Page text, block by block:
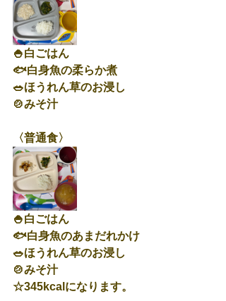
🍚白ごはん
🐟白身魚の柔らか煮
🥗ほうれん草のお浸し
🍲みそ汁
〈普通食〉
🍚白ごはん
🐟白身魚のあまだれかけ
🥗ほうれん草のお浸し
🍲みそ汁
☆345kcalになります。